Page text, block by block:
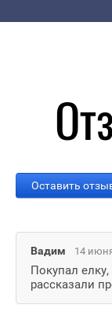
Оставить
Вадим 14
Покупал
рассказали